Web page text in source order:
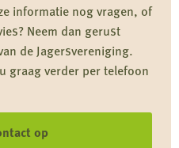
informatie nog vragen, of
Neem dan gerust
de Jagersvereniging.
graag verder per telefoon
op